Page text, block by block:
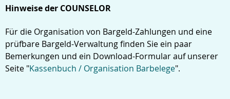
Hinweise der COUNSELOR
Für die Organisation von Bargeld-Zahlungen und eine
prüfbare Bargeld-Verwaltung finden Sie ein paar
Bemerkungen und ein Download-Formular auf unserer
Seite "Kassenbuch / Organisation Barbelege".